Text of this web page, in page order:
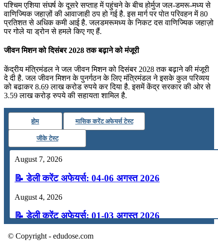
पश्चिम एशिया संघर्ष के दूसरे सप्ताह में पहुंचने के बीच होर्मुज जल-डमरू-मध्‍य से
वाणिज्यिक जहाज़ों की आवाजाही ठप हो गई है. इस मार्ग पर पोत परिवहन में 80
प्रतिशत से अधिक कमी आई है. जलडमरूमध्‍य के निकट दस वाणिज्यिक जहाज़ो
पर गोले या ड्रोन से हमले किए गए हैं.
जीवन मिशन को दिसंबर 2028 तक बढ़ाने को मंजूरी
केंद्रीय मंत्रिमंडल ने जल जीवन मिशन को दिसंबर 2028 तक बढ़ाने की मंजूरी
दे दी है. जल जीवन मिशन के पुनर्गठन के लिए मंत्रिमंडल ने इसके कुल परिव्यय
को बढाकर 8.69 लाख करोड रुपये कर दिया है. इसमें केंद्र सरकार की ओर से
3.59 लाख करोड़ रुपये की सहायता शामिल है.
होम मासिक करेंट अफेयर्स टेस्ट
जीके टेस्ट
August 7, 2026
📝 डेली करेंट अफेयर्स: 04-06 अगस्त 2026
August 4, 2026
📝 डेली करेंट अफेयर्स: 01-03 अगस्त 2026
July 31, 2026
© Copyright - edudose.com